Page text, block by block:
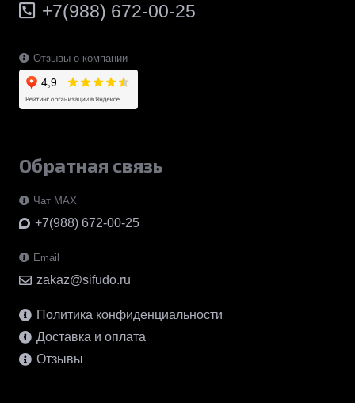
+7(988) 672-00-25
Отзывы о компании
Обратная связь
Чат MAX
+7(988) 672-00-25
Email
zakaz@sifudo.ru
Политика конфиденциальности
Доставка и оплата
Отзывы